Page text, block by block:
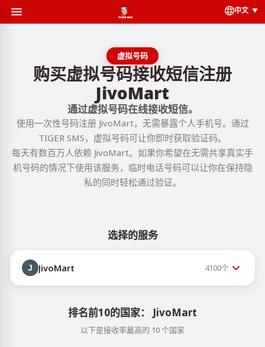
中文
虚拟号码
购买虚拟号码接收短信注册
JivoMart
通过虚拟号码在线接收短信。
使用一次性号码注册 JivoMart，无需暴露个人手机号。通过
TIGER SMS，虚拟号码可让你即时获取验证码。
每天有数百万人依赖 JivoMart。如果你希望在无需共享真实手
机号码的情况下使用该服务，临时电话号码可以让你在保持隐
私的同时轻松通过验证。
选择的服务
JivoMart 4100个
排名前10的国家： JivoMart
以下是接收率最高的 10 个国家